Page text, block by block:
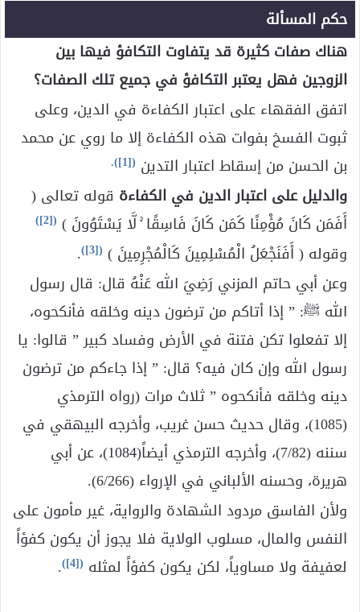
حكم المسألة
هناك صفات كثيرة قد يتفاوت التكافؤ فيها بين
الزوجين فهل يعتبر التكافؤ في جميع تلك الصفات؟
اتفق الفقهاء على اعتبار الكفاءة في الدين، وعلى
ثبوت الفسخ بفوات هذه الكفاءة إلا ما روي عن محمد
بن الحسن من إسقاط اعتبار التدين (
[1]
).
والدليل على اعتبار الدين في الكفاءة قوله تعالى (
أَفَمَن كَانَ مُؤْمِنًا كَمَن كَانَ فَاسِقًا ۚ لَّا يَسْتَوُونَ ) (
[2]
)
وقوله ( أَفَنَجْعَلُ الْمُسْلِمِينَ كَالْمُجْرِمِينَ ) (
[3]
)
.
وعن أبي حاتم المزني رَضِيَ الله عَنْهُ قال: قال رسول
الله ﷺ: ” إذا أتاكم من ترضون دينه وخلقه فأنكحوه،
إلا تفعلوا تكن فتنة في الأرض وفساد كبير ” قالوا: يا
رسول الله وإن كان فيه؟ قال: ” إذا جاءكم من ترضون
دينه وخلقه فأنكحوه ” ثلاث مرات (رواه الترمذي
(1085)، وقال حديث حسن غريب، وأخرجه البيهقي في
سننه (7/82)، وأخرجه الترمذي أيضاً(1084)، عن أبي
هريرة، وحسنه الألباني في الإرواء (6/266).
ولأن الفاسق مردود الشهادة والرواية، غير مأمون على
النفس والمال، مسلوب الولاية فلا يجوز أن يكون كفؤاً
لعفيفة ولا مساوياً، لكن يكون كفؤاً لمثله (
[4]
)
.